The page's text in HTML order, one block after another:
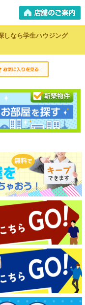
しなら学生ハウジング